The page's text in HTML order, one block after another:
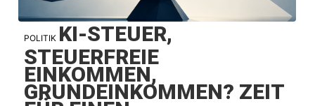
POLITIK KI-STEUER,
STEUERFREIE
EINKOMMEN,
GRUNDEINKOMMEN? ZEIT